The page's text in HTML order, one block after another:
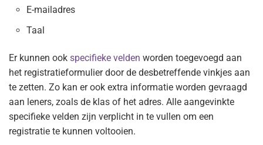
E-mailadres
Taal
Er kunnen ook specifieke velden worden toegevoegd aan
het registratieformulier door de desbetreffende vinkjes aan
te zetten. Zo kan er ook extra informatie worden gevraagd
aan leners, zoals de klas of het adres. Alle aangevinkte
specifieke velden zijn verplicht in te vullen om een
registratie te kunnen voltooien.